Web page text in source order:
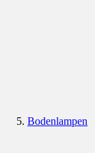
Bodenlampen